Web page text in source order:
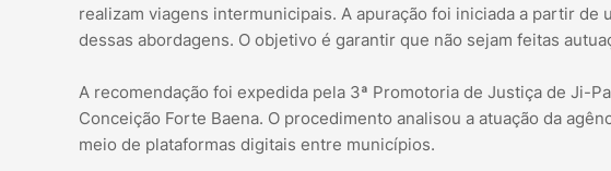
realizam viagens intermunicipais. A apuração foi iniciada a partir
dessas abordagens. O objetivo é garantir que não sejam feitas
A recomendação foi expedida pela 3ª Promotoria de Justiça de Ji-
Conceição Forte Baena. O procedimento analisou a atuação da
meio de plataformas digitais entre municípios.